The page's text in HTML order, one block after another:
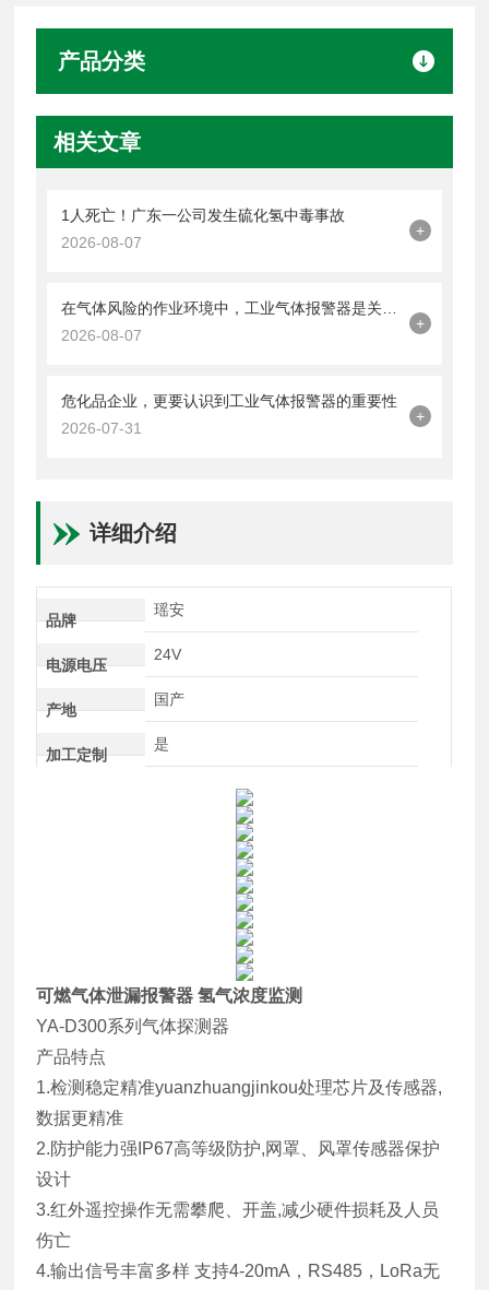
产品分类
相关文章
1人死亡！广东一公司发生硫化氢中毒事故
2026-08-07
+
2026-08-07
+
危化品企业，更要认识到工业气体报警器的重要性
2026-07-31
+
详细介绍
品牌
瑶安
电源电压
24V
产地
国产
加工定制
是
可燃气体泄漏报警器 氢气浓度监测
YA-D300系列气体探测器
产品特点
1.检测稳定精准yuanzhuangjinkou处理芯片及传感器,
数据更精准
2.防护能力强IP67高等级防护,网罩、风罩传感器保护
设计
3.红外遥控操作无需攀爬、开盖,减少硬件损耗及人员
伤亡
4.输出信号丰富多样 支持4-20mA，RS485，LoRa无